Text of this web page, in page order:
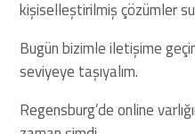
kişiselleştirilmiş çözümler
Bugün bizimle iletişime
seviyeye taşıyalım.
Regensburg’de online